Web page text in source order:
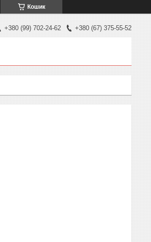
Кошик
+380 (99) 702-24-62 +380 (67) 375-55-52